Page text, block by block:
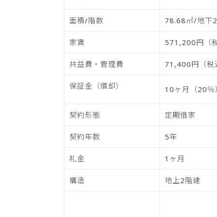
面積/階数 78.68㎡/地下
家賃 571,200円（税
共益費・管理費 71,400円（税
保証金（償却） 10ヶ月（20％
契約形態 定期借家
契約年数 5年
礼金 1ヶ月
構造 地上2階建